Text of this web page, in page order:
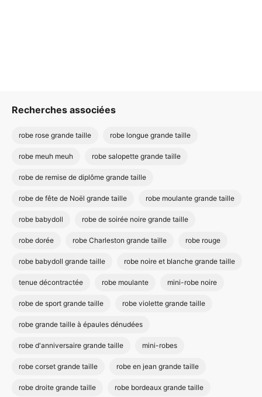
Recherches associées
robe rose grande taille robe longue grande taille
robe meuh meuh robe salopette grande taille
robe de remise de diplôme grande taille
robe de fête de Noël grande taille robe moulante grande taille
robe babydoll robe de soirée noire grande taille
robe dorée robe Charleston grande taille robe rouge
robe babydoll grande taille robe noire et blanche grande taille
tenue décontractée robe moulante mini-robe noire
robe de sport grande taille robe violette grande taille
robe grande taille à épaules dénudées
robe d'anniversaire grande taille mini-robes
robe corset grande taille robe en jean grande taille
robe droite grande taille robe bordeaux grande taille